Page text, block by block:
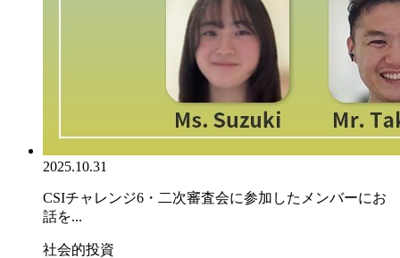
2025.10.31
CSIチャレンジ6・二次審査会に参加したメンバーにお
話を...
社会的投資